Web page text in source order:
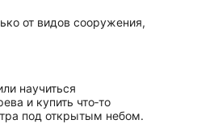
от видов сооружения,
научиться
и купить что‑то
под открытым небом.